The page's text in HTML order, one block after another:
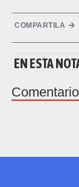
COMPARTILA
EN ESTA